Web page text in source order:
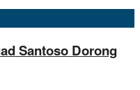
Santoso Dorong